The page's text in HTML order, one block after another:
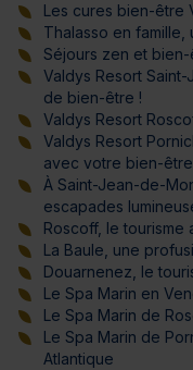
Les cures bien-être
Thalasso en famille,
Séjours zen et bien-
Valdys Resort
de bien-être !
Valdys Resort
Valdys Resort
avec votre bien-être
À Saint-Jean-de-
escapades
Roscoff, le tourisme
La Baule, une
Douarnenez, le
Le Spa Marin en
Le Spa Marin de
Le Spa Marin de
Atlantique